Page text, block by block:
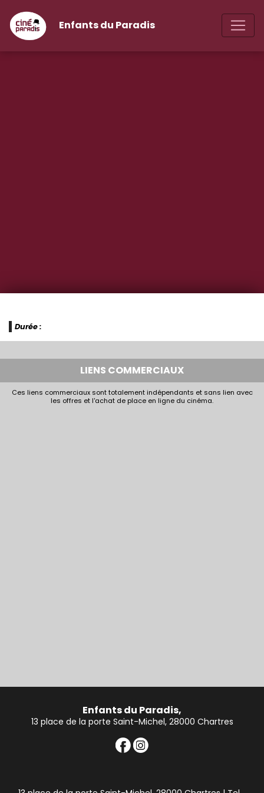
Enfants du Paradis
Durée :
LIENS COMMERCIAUX
Ces liens commerciaux sont totalement indépendants et sans lien avec
les offres et l'achat de place en ligne du cinéma.
Enfants du Paradis,
13 place de la porte Saint-Michel, 28000 Chartres